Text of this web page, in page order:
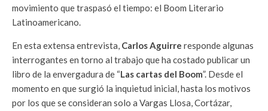
movimiento que traspasó el tiempo: el Boom Literario
Latinoamericano.
En esta extensa entrevista, Carlos Aguirre responde algunas
interrogantes en torno al trabajo que ha costado publicar un
libro de la envergadura de “Las cartas del Boom”. Desde el
momento en que surgió la inquietud inicial, hasta los motivos
por los que se consideran solo a Vargas Llosa, Cortázar,